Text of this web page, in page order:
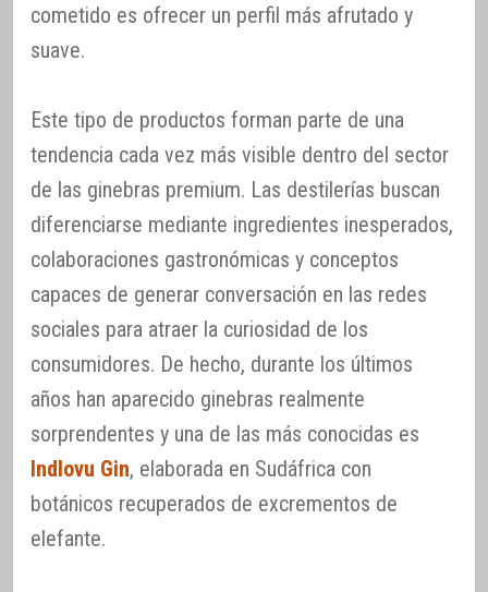
cometido es ofrecer un perfil más afrutado y
suave.
Este tipo de productos forman parte de una
tendencia cada vez más visible dentro del sector
de las ginebras premium. Las destilerías buscan
diferenciarse mediante ingredientes inesperados,
colaboraciones gastronómicas y conceptos
capaces de generar conversación en las redes
sociales para atraer la curiosidad de los
consumidores. De hecho, durante los últimos
años han aparecido ginebras realmente
sorprendentes y una de las más conocidas es
Indlovu Gin, elaborada en Sudáfrica con
botánicos recuperados de excrementos de
elefante.